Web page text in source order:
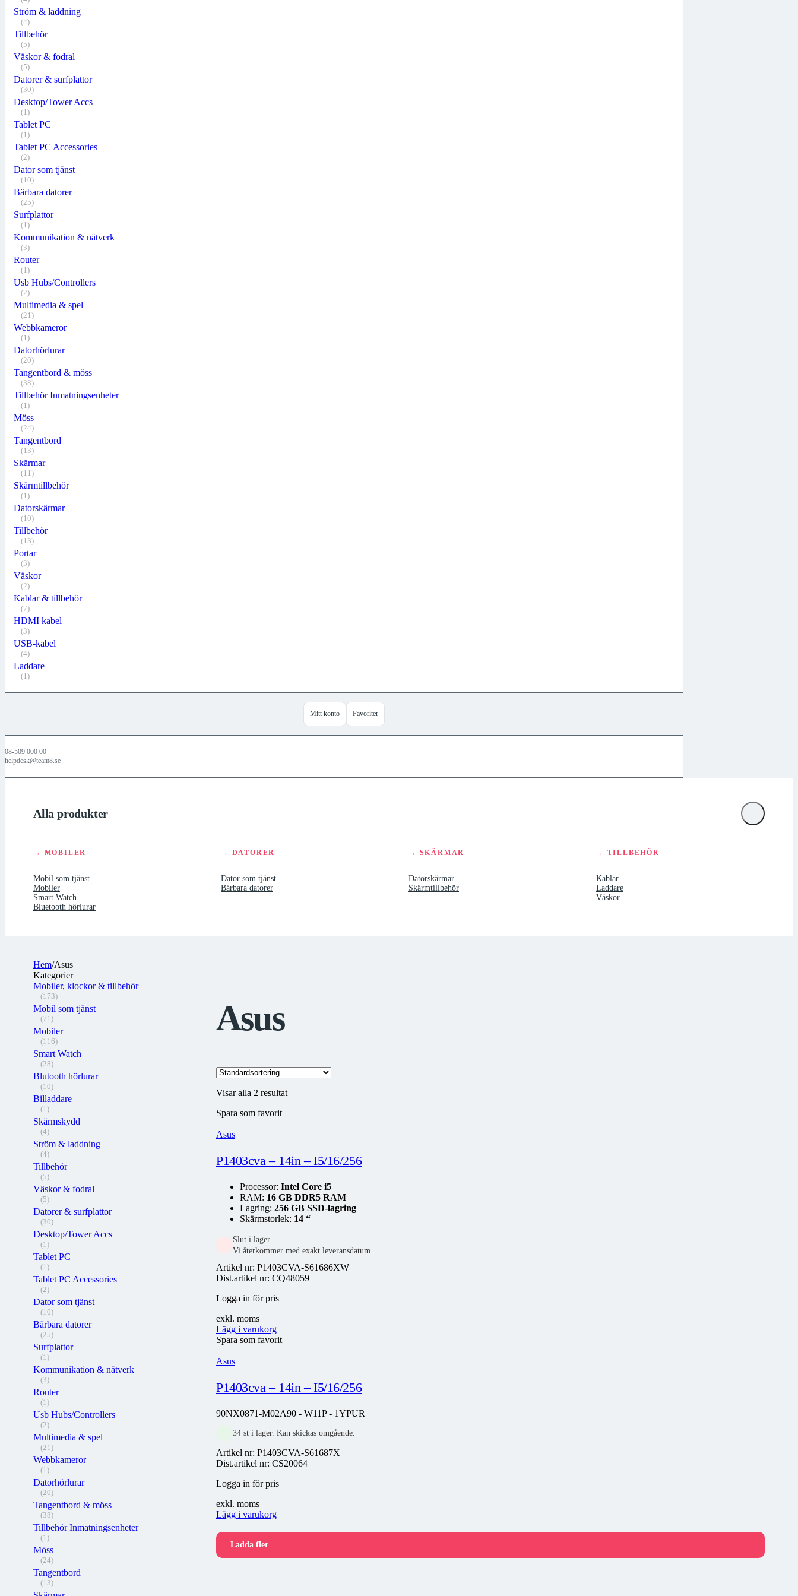
Ström & laddning
(4)
Tillbehör
(5)
Väskor & fodral
(5)
Datorer & surfplattor
(30)
Desktop/Tower Accs
(1)
Tablet PC
(1)
Tablet PC Accessories
(2)
Dator som tjänst
(10)
Bärbara datorer
(25)
Surfplattor
(1)
Kommunikation & nätverk
(3)
Router
(1)
Usb Hubs/Controllers
(2)
Multimedia & spel
(21)
Webbkameror
(1)
Datorhörlurar
(20)
Tangentbord & möss
(38)
Tillbehör Inmatningsenheter
(1)
Möss
(24)
Tangentbord
(13)
Skärmar
(11)
Skärmtillbehör
(1)
Datorskärmar
(10)
Tillbehör
(13)
Portar
(3)
Väskor
(2)
Kablar & tillbehör
(7)
HDMI kabel
(3)
USB-kabel
(4)
Laddare
(1)
Mitt konto Favoriter
08-509 000 00
helpdesk@team8.se
Alla produkter
→ MOBILER
Mobil som tjänst
Mobiler
Smart Watch
Bluetooth hörlurar
→ DATORER
Dator som tjänst
Bärbara datorer
→ SKÄRMAR
Datorskärmar
Skärmtillbehör
→ TILLBEHÖR
Kablar
Laddare
Väskor
Hem/Asus
Kategorier
Mobiler, klockor & tillbehör
(173)
Mobil som tjänst
(71)
Mobiler
(116)
Smart Watch
(28)
Blutooth hörlurar
(10)
Billaddare
(1)
Skärmskydd
(4)
Ström & laddning
(4)
Tillbehör
(5)
Väskor & fodral
(5)
Datorer & surfplattor
(30)
Desktop/Tower Accs
(1)
Tablet PC
(1)
Tablet PC Accessories
(2)
Dator som tjänst
(10)
Bärbara datorer
(25)
Surfplattor
(1)
Kommunikation & nätverk
(3)
Router
(1)
Usb Hubs/Controllers
(2)
Multimedia & spel
(21)
Webbkameror
(1)
Datorhörlurar
(20)
Tangentbord & möss
(38)
Tillbehör Inmatningsenheter
(1)
Möss
(24)
Tangentbord
(13)
Asus
Visar alla 2 resultat
Spara som favorit
Asus
P1403cva – 14in – I5/16/256
Processor: Intel Core i5
RAM: 16 GB DDR5 RAM
Lagring: 256 GB SSD-lagring
Skärmstorlek: 14 “
Slut i lager.
Vi återkommer med exakt leveransdatum.
Artikel nr: P1403CVA-S61686XW
Dist.artikel nr: CQ48059
Logga in för pris
exkl. moms
Lägg i varukorg
Spara som favorit
Asus
P1403cva – 14in – I5/16/256
90NX0871-M02A90 - W11P - 1YPUR
34 st i lager. Kan skickas omgående.
Artikel nr: P1403CVA-S61687X
Dist.artikel nr: CS20064
Logga in för pris
exkl. moms
Lägg i varukorg
Ladda fler